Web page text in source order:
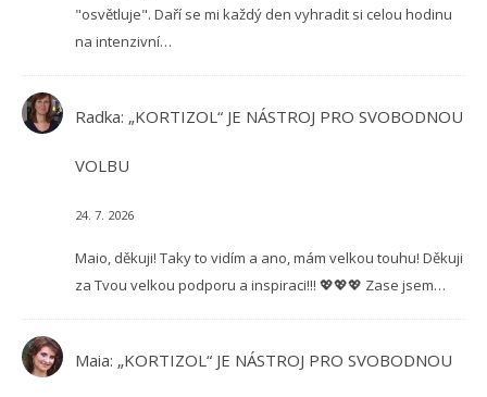
"osvětluje". Daří se mi každý den vyhradit si celou hodinu
na intenzivní…
Radka: „KORTIZOL“ JE NÁSTROJ PRO SVOBODNOU
VOLBU
24. 7. 2026
Maio, děkuji! Taky to vidím a ano, mám velkou touhu! Děkuji
za Tvou velkou podporu a inspiraci!!! 💖💖💖 Zase jsem…
Maia: „KORTIZOL“ JE NÁSTROJ PRO SVOBODNOU